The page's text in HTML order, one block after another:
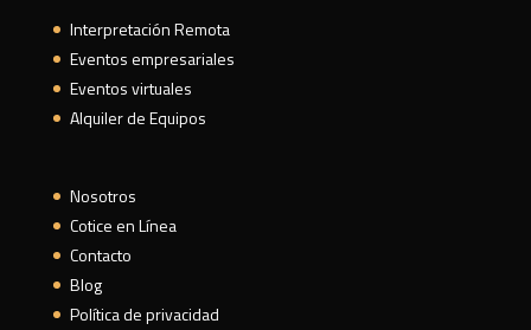
Interpretación Remota
Eventos empresariales
Eventos virtuales
Alquiler de Equipos
Nosotros
Cotice en Línea
Contacto
Blog
Política de privacidad